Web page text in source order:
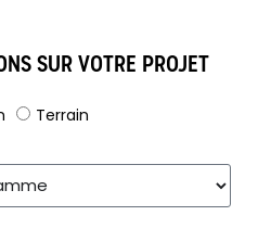
SUR VOTRE PROJET
Terrain